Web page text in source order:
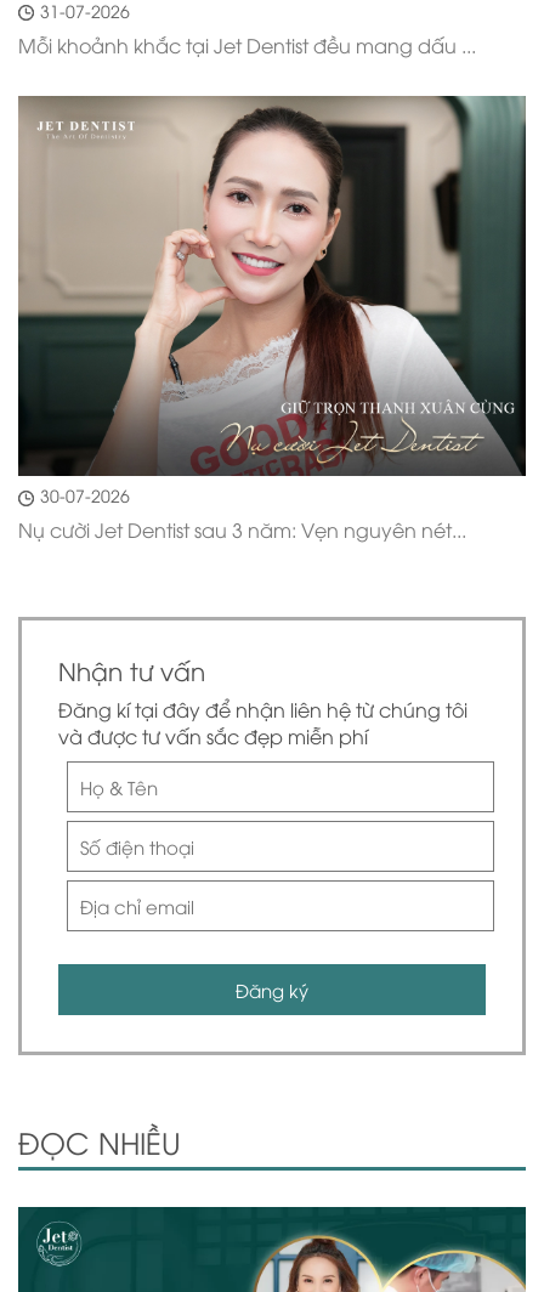
31-07-2026
Mỗi khoảnh khắc tại Jet Dentist đều mang dấu ...
30-07-2026
Nụ cười Jet Dentist sau 3 năm: Vẹn nguyên nét...
Nhận tư vấn
Đăng kí tại đây để nhận liên hệ từ chúng tôi
và được tư vấn sắc đẹp miễn phí
Đăng ký
ĐỌC NHIỀU